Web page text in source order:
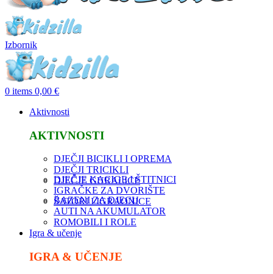
Izbornik
0 items 0,00 €
Aktivnosti
AKTIVNOSTI
DJEČJI BICIKLI I OPREMA
DJEČJI TRICIKLI
DJEČJE GURALICE
DJEČJE KACIGE I ŠTITNICI
IGRAČKE ZA DVORIŠTE
ŠATORI I IGRAONICE
BAZENI ZA DJECU
AUTI NA AKUMULATOR
ROMOBILI I ROLE
Igra & učenje
IGRA & UČENJE